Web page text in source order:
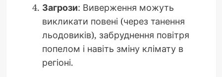
Загрози: Виверження можуть
викликати повені (через танення
льодовиків), забруднення повітря
попелом і навіть зміну клімату в
регіоні.